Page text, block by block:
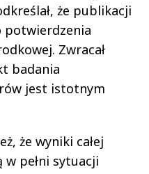
że publikacji
potwierdzenia
Zwracał
badania
jest istotnym
że wyniki całej
pełni sytuacji